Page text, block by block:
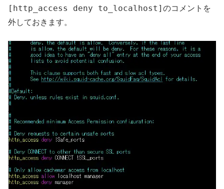
[http_access deny to_localhost] のコメントを
外しておきます。